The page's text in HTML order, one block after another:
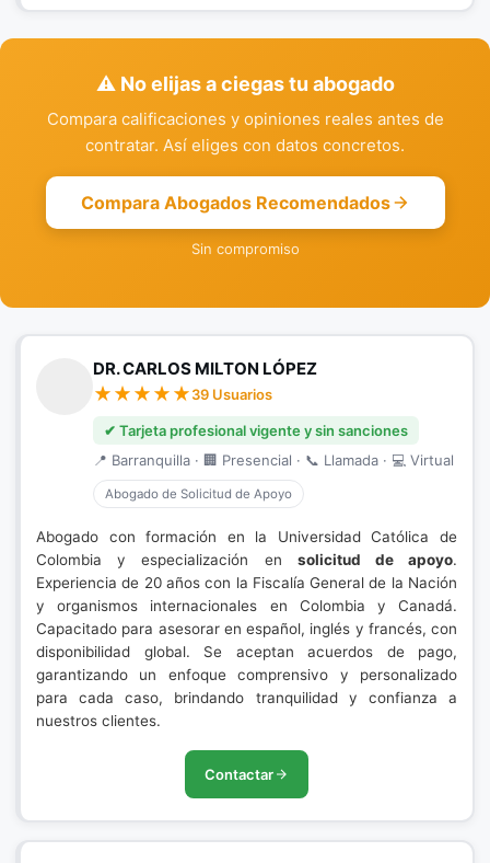
⚠️ No elijas a ciegas tu abogado
Compara calificaciones y opiniones reales antes de
contratar. Así eliges con datos concretos.
Compara Abogados Recomendados
Sin compromiso
DR. CARLOS MILTON LÓPEZ
39 Usuarios
✔ Tarjeta profesional vigente y sin sanciones
📍 Barranquilla · 🏢 Presencial · 📞 Llamada · 💻 Virtual
Abogado de Solicitud de Apoyo
Abogado con formación en la Universidad Católica de
Colombia y especialización en solicitud de apoyo.
Experiencia de 20 años con la Fiscalía General de la Nación
y organismos internacionales en Colombia y Canadá.
Capacitado para asesorar en español, inglés y francés, con
disponibilidad global. Se aceptan acuerdos de pago,
garantizando un enfoque comprensivo y personalizado
para cada caso, brindando tranquilidad y confianza a
nuestros clientes.
Contactar